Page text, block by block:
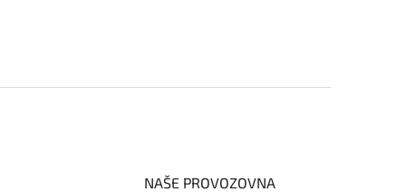
NAŠE PROVOZOVNA